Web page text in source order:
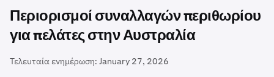
Περιορισμοί συναλλαγών περιθωρίου
για πελάτες στην Αυστραλία
Τελευταία ενημέρωση: January 27, 2026